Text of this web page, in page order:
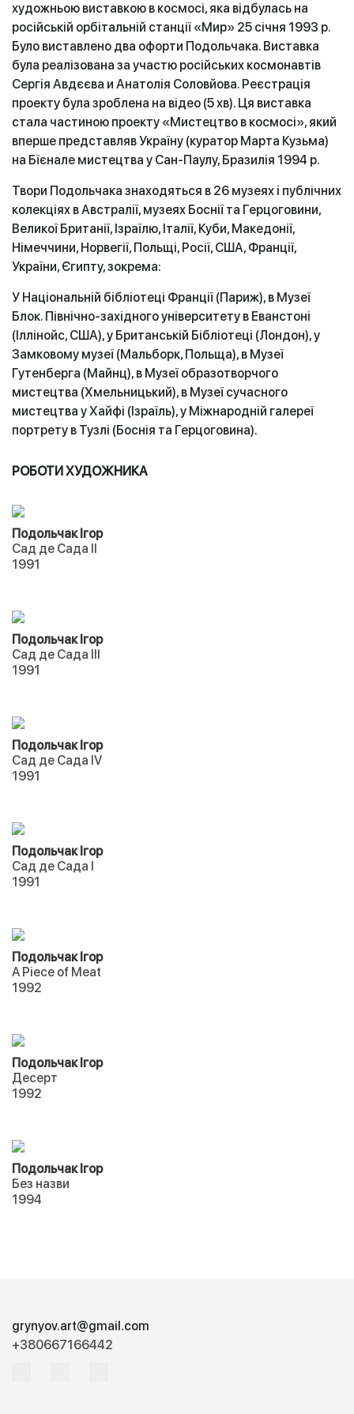
художньою виставкою в космосі, яка відбулась на
російській орбітальній станції «Мир» 25 січня 1993 р.
Було виставлено два офорти Подольчака. Виставка
була реалізована за участю російських космонавтів
Сергія Авдєєва и Анатолія Соловйова. Реєстрація
проекту була зроблена на відео (5 хв). Ця виставка
стала частиною проекту «Мистецтво в космосі», який
вперше представляв Україну (куратор Марта Кузьма)
на Бїєнале мистецтва у Сан-Паулу, Бразилія 1994 р.
Твори Подольчака знаходяться в 26 музеях і публічних
колекціях в Австралії, музеях Боснії та Герцоговини,
Великої Британії, Ізраїлю, Італії, Куби, Македонії,
Німеччини, Норвегії, Польщі, Росії, США, Франції,
України, Єгипту, зокрема:
У Національній бібліотеці Франції (Париж), в Музеї
Блок. Північно-західного університету в Еванстоні
(Іллінойс, США), у Британській Бібліотеці (Лондон), у
Замковому музеї (Мальборк, Польща), в Музеї
Гутенберга (Майнц), в Музеї образотворчого
мистецтва (Хмельницький), в Музеї сучасного
мистецтва у Хайфі (Ізраїль), у Міжнародній галереї
портрету в Тузлі (Боснія та Герцоговина).
РОБОТИ ХУДОЖНИКА
Подольчак Ігор
Сад де Сада II
1991
Подольчак Ігор
Сад де Сада III
1991
Подольчак Ігор
Сад де Сада IV
1991
Подольчак Ігор
Сад де Сада I
1991
Подольчак Ігор
A Piece of Meat
1992
Подольчак Ігор
Десерт
1992
Подольчак Ігор
Без назви
1994
grynyov.art@gmail.com
+380667166442